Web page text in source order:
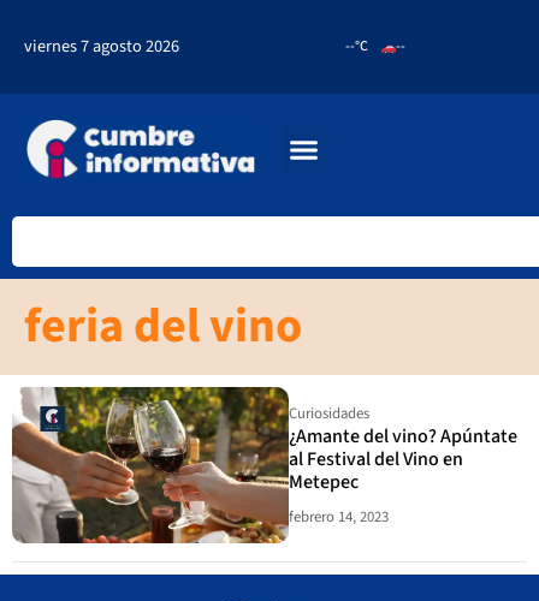
viernes 7 agosto 2026 --°C --
feria del vino
Curiosidades
¿Amante del vino? Apúntate
al Festival del Vino en
Metepec
febrero 14, 2023